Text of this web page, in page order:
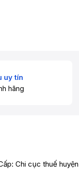
uy tín
hãng
Chi cục thuế